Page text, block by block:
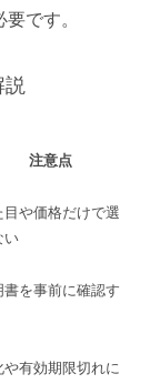
です。
注意点
目や価格だけで選
い
書を事前に確認す
や有効期限切れに